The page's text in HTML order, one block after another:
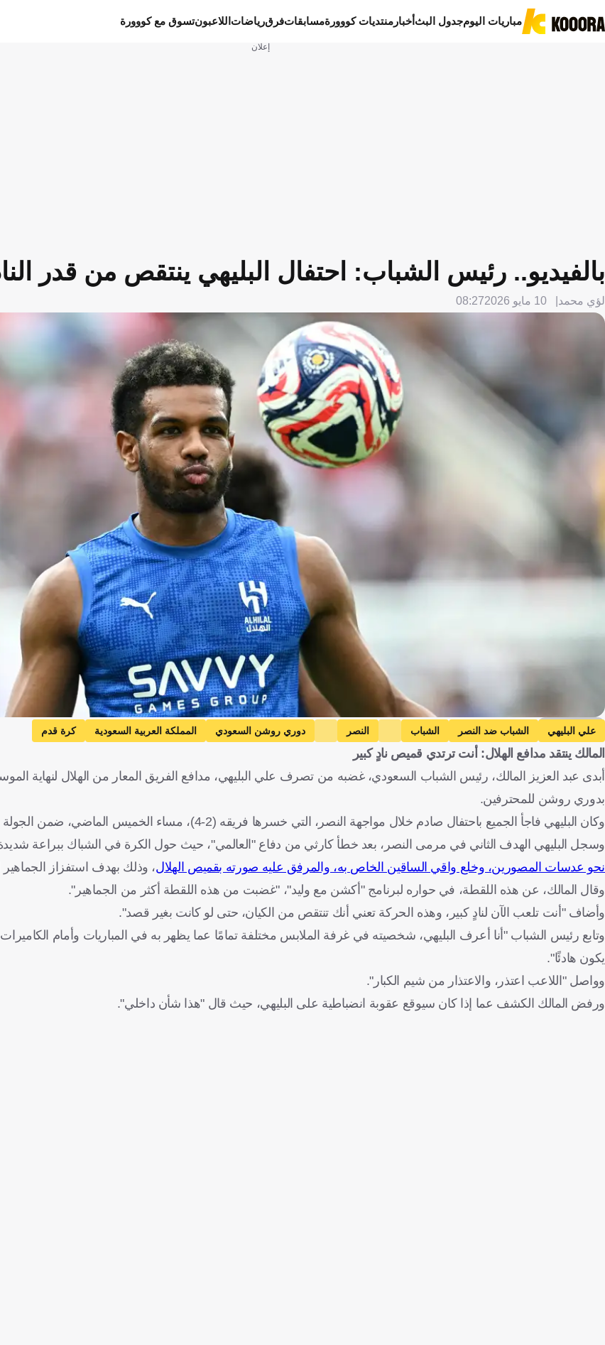
مباريات اليومجدول البثأخبار منتديات كووورةمسابقاتفرقرياضات اللاعبونتسوق مع كووورة
إعلان
بالفيديو.. رئيس الشباب: احتفال البليهي ينتقص من قدر
لؤي محمد 10 مايو 2026 08:27
Getty Images
علي البليهي الشباب ضد النصر الشباب النصر دوري روشن السعودي المملكة العربية السعودية كرة قدم
المالك ينتقد مدافع الهلال: أنت ترتدي قميص نادٍ كبير
أبدى عبد العزيز المالك، رئيس الشباب السعودي، غضبه من تصرف علي البليهي، مدافع الفريق المعار من الهلال لنهاية
بدوري روشن للمحترفين.
وكان البليهي فاجأ الجميع باحتفال صادم خلال مواجهة النصر، التي خسرها فريقه (2-4)، مساء الخميس الماضي، ضمن الجولة 33 من دوري روشن.
وسجل البليهي الهدف الثاني في مرمى النصر، بعد خطأ كارثي من دفاع "العالمي"، حيث حول الكرة في الشباك ببراعة
نحو عدسات المصورين، وخلع واقي الساقين الخاص به، والمرفق عليه صورته بقميص الهلال، وذلك بهدف استفزاز الجماهير
وقال المالك، عن هذه اللقطة، في حواره لبرنامج "أكشن مع وليد"، "غضبت من هذه اللقطة أكثر من الجماهير".
وأضاف "أنت تلعب الآن لنادٍ كبير، وهذه الحركة تعني أنك تنتقص من الكيان، حتى لو كانت بغير قصد".
وتابع رئيس الشباب "أنا أعرف البليهي، شخصيته في غرفة الملابس مختلفة تمامًا عما يظهر به في المباريات وأمام
يكون هادئًا".
وواصل "اللاعب اعتذر، والاعتذار من شيم الكبار".
ورفض المالك الكشف عما إذا كان سيوقع عقوبة انضباطية على البليهي، حيث قال "هذا شأن داخلي".